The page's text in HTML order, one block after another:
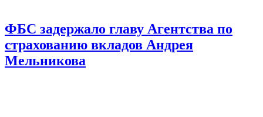
ФБС задержало главу Агентства по
страхованию вкладов Андрея
Мельникова